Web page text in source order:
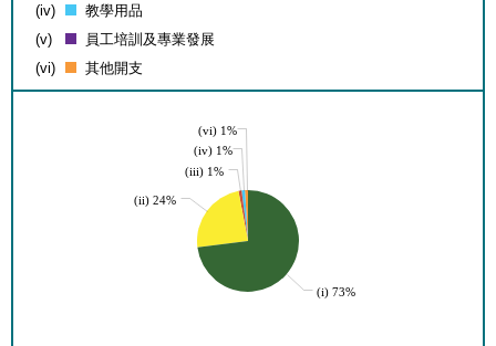
(iv)
教學用品
(v)
員工培訓及專業發展
(vi)
其他開支
(vi) 1%
(iv) 1%
(iii) 1%
(ii) 24%
(i) 73%